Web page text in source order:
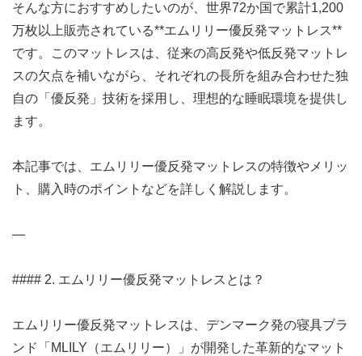
そんな方におすすめしたいのが、世界72か国で累計1,200
万枚以上販売されている**エムリリー優反発マットレス**
です。このマットレスは、従来の高反発や低反発マットレ
スの欠点を補いながら、それぞれの長所を組み合わせた独
自の「優反発」技術を採用し、理想的な睡眠環境を提供し
ます。
本記事では、エムリリー優反発マットレスの特徴やメリッ
ト、購入時のポイントなどを詳しく解説します。
—
#### 2. エムリリー優反発マットレスとは？
エムリリー優反発マットレスは、デンマーク発の寝具ブラ
ンド「MLILY（エムリリー）」が開発した革新的なマット